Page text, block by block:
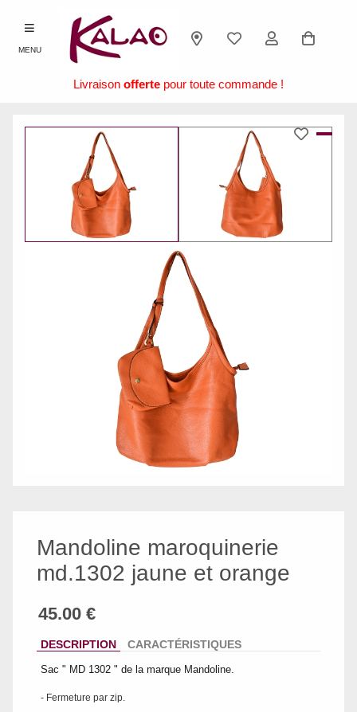
MENU
Livraison offerte pour toute commande !
Mandoline maroquinerie
md.1302 jaune et orange
DESCRIPTION CARACTÉRISTIQUES
Sac " MD 1302 " de la marque Mandoline.
- Fermeture par zip.